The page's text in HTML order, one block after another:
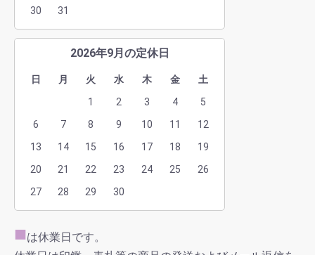
30
31
2026年9月の定休日
日 月 火 水 木 金
土
1
2 3 4
5
6
7 8 9 10 11
12
13
14 15 16 17 18
19
20
21 22 23 24 25
26
27
28 29 30
■は休業日です。